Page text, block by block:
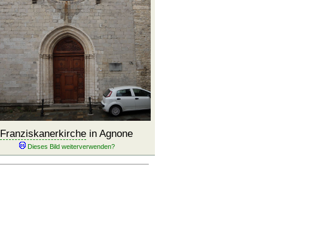
Franziskanerkirche in Agnone